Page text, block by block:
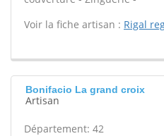
Voir la fiche artisan : Rigal
Bonifacio La grand croix
Artisan
Département: 42